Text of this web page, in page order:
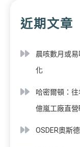
近期文章
晨咳數月或
化
哈密爾頓：
億嵐工廠直營
OSDER奧斯